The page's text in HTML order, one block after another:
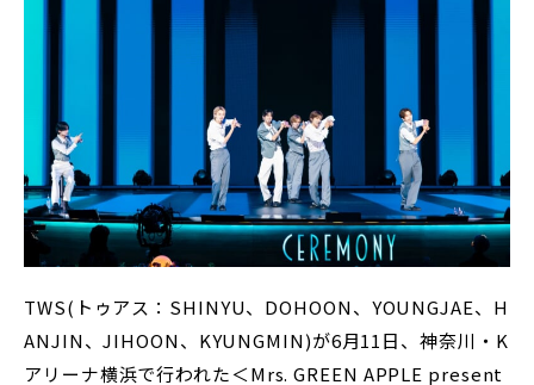
TWS(トゥアス：SHINYU、DOHOON、YOUNGJAE、H
ANJIN、JIHOON、KYUNGMIN)が6月11日、神奈川・K
アリーナ横浜で行われた＜Mrs. GREEN APPLE present